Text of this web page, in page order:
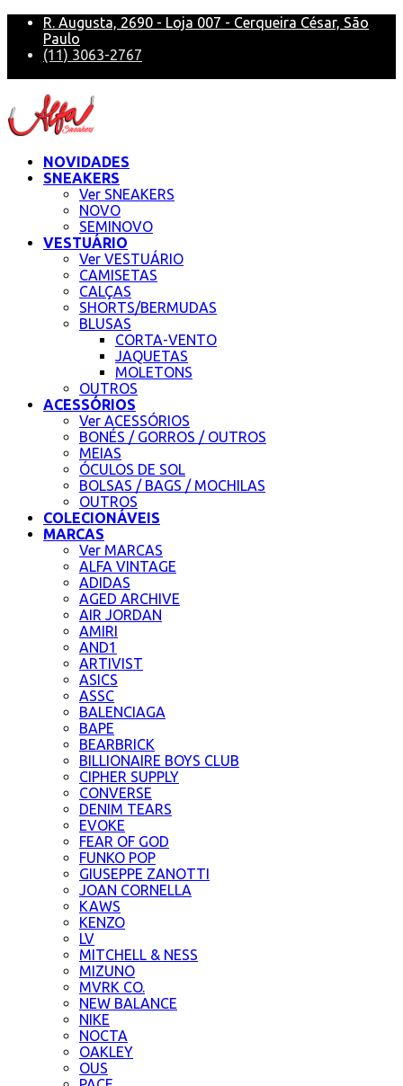
R. Augusta, 2690 - Loja 007 - Cerqueira César, São
Paulo
(11) 3063-2767
NOVIDADES
SNEAKERS
Ver SNEAKERS
NOVO
SEMINOVO
VESTUÁRIO
Ver VESTUÁRIO
CAMISETAS
CALÇAS
SHORTS/BERMUDAS
BLUSAS
CORTA-VENTO
JAQUETAS
MOLETONS
OUTROS
ACESSÓRIOS
Ver ACESSÓRIOS
BONÉS / GORROS / OUTROS
MEIAS
ÓCULOS DE SOL
BOLSAS / BAGS / MOCHILAS
OUTROS
COLECIONÁVEIS
MARCAS
Ver MARCAS
ALFA VINTAGE
ADIDAS
AGED ARCHIVE
AIR JORDAN
AMIRI
AND1
ARTIVIST
ASICS
ASSC
BALENCIAGA
BAPE
BEARBRICK
BILLIONAIRE BOYS CLUB
CIPHER SUPPLY
CONVERSE
DENIM TEARS
EVOKE
FEAR OF GOD
FUNKO POP
GIUSEPPE ZANOTTI
JOAN CORNELLA
KAWS
KENZO
LV
MITCHELL & NESS
MIZUNO
MVRK CO.
NEW BALANCE
NIKE
NOCTA
OAKLEY
OUS